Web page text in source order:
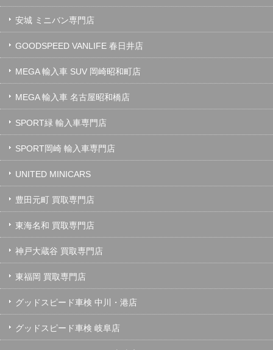
安城 ミニバン専門店
GOODSPEED VANLIFE 春日井店
MEGA 輸入車 SUV 岡崎昭和町店
MEGA 輸入車 名古屋昭和橋店
SPORT緑 輸入車専門店
SPORT岡崎 輸入車専門店
UNITED MINICARS
豊田元町 買取専門店
東海名和 買取専門店
神戸大蔵谷 買取専門店
東福岡 買取専門店
グッドスピード車検 中川・港店
グッドスピード車検 岐阜店